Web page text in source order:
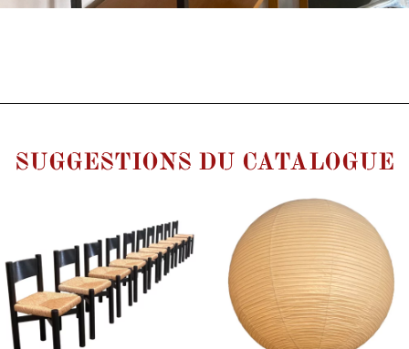
SUGGESTIONS DU CATALOGUE